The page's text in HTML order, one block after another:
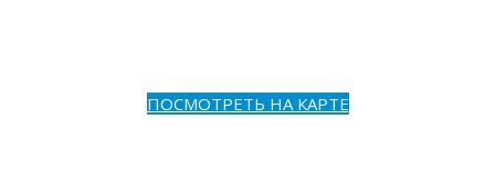
ПОСМОТРЕТЬ НА КАРТЕ